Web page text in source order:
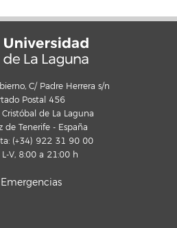
C/ Padre Herrera s/n
Postal 456
de La Laguna
de Tenerife - España
(+34) 922 31 90 00
L-V, 8:00 a 21:00 h
Emergencias